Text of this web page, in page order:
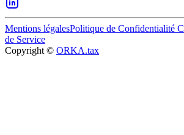
Mentions légalesPolitique de Confidentialité
de Service
Copyright © ORKA.tax